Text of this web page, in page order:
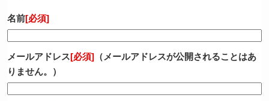
名前[必須]
メールアドレス[必須] （メールアドレスが公開されることはあ
りません。）